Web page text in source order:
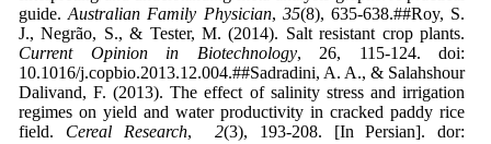
guide.Australian Family Physician, 35(8), 635-638.##Roy, S.
J., Negrão, S., & Tester, M. (2014). Salt resistant crop plants.
Current Opinion in Biotechnology, 26, 115-124. doi:
10.1016/j.copbio.2013.12.004.##Sadradini, A. A., & Salahshour
Dalivand, F. (2013). The effect of salinity stress and irrigation
regimes on yield and water productivity in cracked paddy rice
field. Cereal Research, 2(3), 193-208. [In Persian]. dor: